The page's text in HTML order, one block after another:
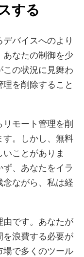
する
バイスへのより
あなたの制御を少
の状況に見舞わ
を削除すること
モート管理を削
す。しかし、無料
ことがありま
、あなたをイラ
ながら、私は経
由です。あなたが
を浪費する必要が
場で多くのツール